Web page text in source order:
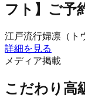
フト】ご予
江戸流行婦凛（ト
詳細を見る
メディア掲載
こだわり高